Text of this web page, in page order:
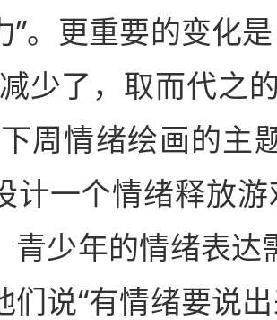
”。更重要的变化
少了，取而代之
周情绪绘画的主
计一个情绪释放
青少年的情绪表达
们说“有情绪要说